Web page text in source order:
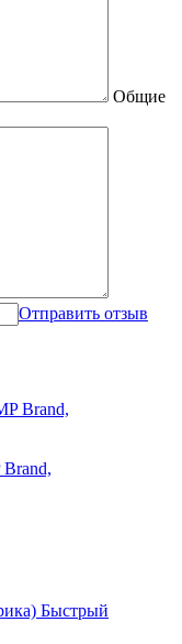
Общие
Отправить отзыв
Быстрый